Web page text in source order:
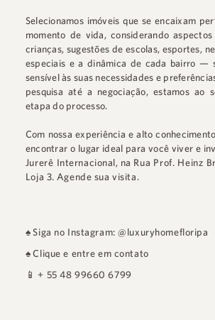
Selecionamos imóveis que se encaixam
momento de vida, considerando
crianças, sugestões de escolas, esportes,
especiais e a dinâmica de cada bairro —
sensível às suas necessidades e
pesquisa até a negociação, estamos ao
etapa do processo.
Com nossa experiência e alto
encontrar o lugar ideal para você viver e
Jurerê Internacional, na Rua Prof. Heinz
Loja 3. Agende sua visita.
♠ Siga no Instagram: @luxuryhomefloripa
♠Clique e entre em contato
📱+ 55 48 99660 6799